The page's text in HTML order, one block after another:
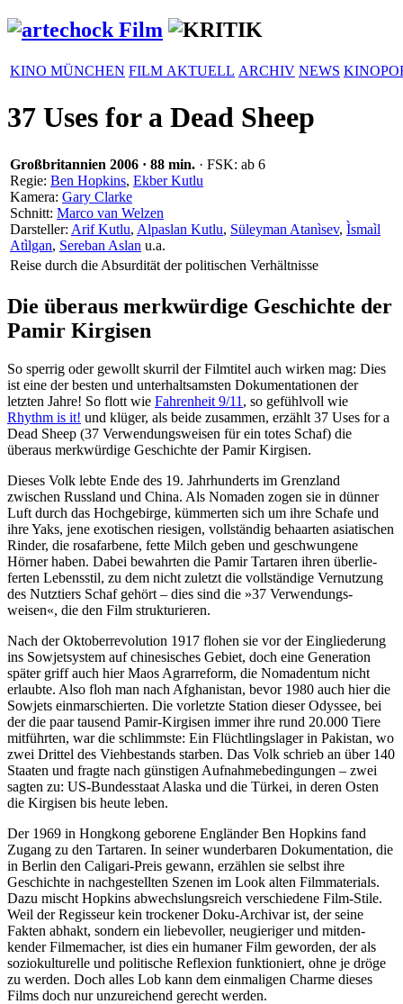
KINO MÜNCHEN FILM AKTUELL ARCHIV NEWS
37 Uses for a Dead Sheep
Großbritannien 2006 · 88 min. · FSK: ab 6
Regie: Ben Hopkins, Ekber Kutlu
Kamera: Gary Clarke
Schnitt: Marco van Welzen
Darsteller: Arif Kutlu, Alpaslan Kutlu, Süleyman Atanìsev, Ìsmaìl
Atìlgan, Sereban Aslan u.a.
Reise durch die Absurdität der politischen Verhältnisse
Die überaus merkwürdige Geschichte der
Pamir Kirgisen
So sperrig oder gewollt skurril der Filmtitel auch wirken mag: Dies
ist eine der besten und unter­halt­samsten Doku­men­ta­tionen der
letzten Jahre! So flott wie Fahren­heit 9/11 , so gefühl­voll wie
Rhythm is it! und klüger, als beide zusammen, erzählt 37 Uses for a
Dead Sheep (37 Verwen­dungs­weisen für ein totes Schaf) die
überaus merk­wür­dige Geschichte der Pamir Kirgisen.
Dieses Volk lebte Ende des 19. Jahr­hun­derts im Grenzland
zwischen Russland und China. Als Nomaden zogen sie in dünner
Luft durch das Hoch­ge­birge, kümmerten sich um ihre Schafe und
ihre Yaks, jene exoti­schen riesigen, voll­s­tändig behaarten asia­ti­schen
Rinder, die rosa­far­bene, fette Milch geben und geschwun­gene
Hörner haben. Dabei bewahrten die Pamir Tartaren ihren über­lie­
ferten Lebens­stil, zu dem nicht zuletzt die voll­s­tän­dige Vernut­zung
des Nutztiers Schaf gehört – dies sind die »37 Verwen­dungs­
weisen«, die den Film struk­tu­rieren.
Nach der Okto­ber­re­vo­lu­tion 1917 flohen sie vor der Einglie­de­rung
ins Sowjet­system auf chine­si­sches Gebiet, doch eine Gene­ra­tion
später griff auch hier Maos Agrar­re­form, die Noma­dentum nicht
erlaubte. Also floh man nach Afgha­nistan, bevor 1980 auch hier die
Sowjets einmar­schierten. Die vorletzte Station dieser Odyssee, bei
der die paar tausend Pamir-Kirgisen immer ihre rund 20.000 Tiere
mitführten, war die schlimmste: Ein Flücht­lings­lager in Pakistan, wo
zwei Drittel des Vieh­be­stands starben. Das Volk schrieb an über 140
Staaten und fragte nach günstigen Aufnah­me­be­din­gungen – zwei
sagten zu: US-Bundes­staat Alaska und die Türkei, in deren Osten
die Kirgisen bis heute leben.
Der 1969 in Hongkong geborene Engländer Ben Hopkins fand
Zugang zu den Tartaren. In seiner wunder­baren Doku­men­ta­tion, die
in Berlin den Caligari-Preis gewann, erzählen sie selbst ihre
Geschichte in nach­ge­stellten Szenen im Look alten Film­ma­te­rials.
Dazu mischt Hopkins abwechs­lungs­reich verschie­dene Film-Stile.
Weil der Regisseur kein trockener Doku-Archivar ist, der seine
Fakten abhakt, sondern ein liebe­voller, neugie­riger und mitden­
kender Filme­ma­cher, ist dies ein humaner Film geworden, der als
sozio­kul­tu­relle und poli­ti­sche Reflexion funk­tio­niert, ohne je dröge
zu werden. Doch alles Lob kann dem einma­ligen Charme dieses
Films doch nur unzu­rei­chend gerecht werden.